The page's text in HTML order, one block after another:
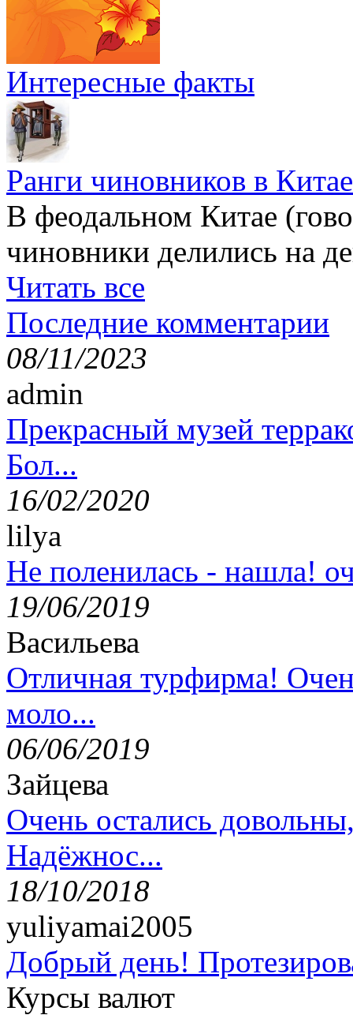
Интересные факты
Ранги чиновников в Китае
В феодальном Китае
чиновники делились на
Читать все
Последние комментарии
08/11/2023
admin
Прекрасный музей
Бол...
16/02/2020
lilya
Не поленилась - нашла!
19/06/2019
Васильева
Отличная турфирма!
моло...
06/06/2019
Зайцева
Очень остались
Надёжнос...
18/10/2018
yuliyamai2005
Добрый день!
Курсы валют